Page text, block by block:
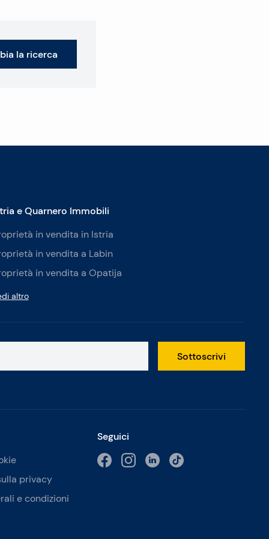
la ricerca
Sottoscrivi
e Quarnero Immobili
in vendita in Istria
in vendita a Labin
in vendita a Opatija
altro
privacy
e condizioni
Seguici